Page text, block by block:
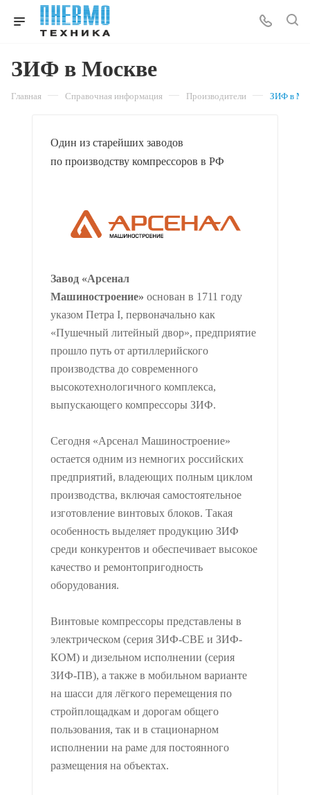
ЗИФ в Москве
Главная — Справочная информация — Производители — ЗИФ в
Один из старейших заводов
по производству компрессоров в РФ
Завод «Арсенал
Машиностроение» основан в 1711 году
указом Петра I, первоначально как
«Пушечный литейный двор», предприятие
прошло путь от артиллерийского
производства до современного
высокотехнологичного комплекса,
выпускающего компрессоры ЗИФ.
Сегодня «Арсенал Машиностроение»
остается одним из немногих российских
предприятий, владеющих полным циклом
производства, включая самостоятельное
изготовление винтовых блоков. Такая
особенность выделяет продукцию ЗИФ
среди конкурентов и обеспечивает высокое
качество и ремонтопригодность
оборудования.
Винтовые компрессоры представлены в
электрическом (серия ЗИФ-СВЕ и ЗИФ-
КОМ) и дизельном исполнении (серия
ЗИФ-ПВ), а также в мобильном варианте
на шасси для лёгкого перемещения по
стройплощадкам и дорогам общего
пользования, так и в стационарном
исполнении на раме для постоянного
размещения на объектах.